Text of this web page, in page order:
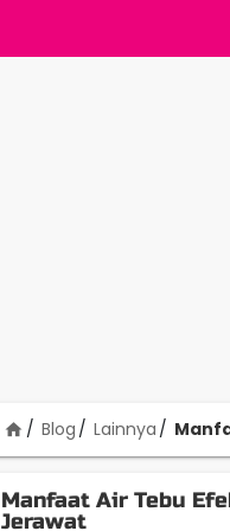
home Blog Lainnya
Manfaat Air Tebu
Jerawat